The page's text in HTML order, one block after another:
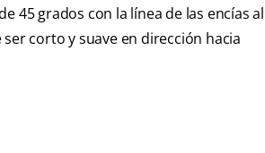
45 grados con la línea de las encías al
corto y suave en dirección hacia